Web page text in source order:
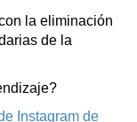
la eliminación
de la
Instagram de